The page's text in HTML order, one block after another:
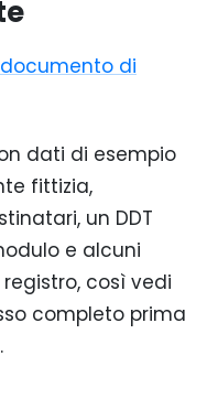
di
dati di esempio
fittizia,
un DDT
e alcuni
così vedi
completo prima